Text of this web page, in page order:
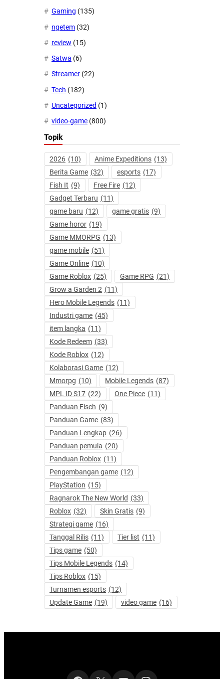
Gaming (135)
ngetem (32)
review (15)
Satwa (6)
Streamer (22)
Tech (182)
Uncategorized (1)
video-game (800)
Topik
2026 (10) Anime Expeditions (13)
Berita Game (32) esports (17)
Fish It (9) Free Fire (12)
Gadget Terbaru (11)
game baru (12) game gratis (9)
Game horor (19)
Game MMORPG (13)
game mobile (51)
Game Online (10)
Game Roblox (25) Game RPG (21)
Grow a Garden 2 (11)
Hero Mobile Legends (11)
Industri game (45)
item langka (11)
Kode Redeem (33)
Kode Roblox (12)
Kolaborasi Game (12)
Mmorpg (10) Mobile Legends (87)
MPL ID S17 (22) One Piece (11)
Panduan Fisch (9)
Panduan Game (83)
Panduan Lengkap (26)
Panduan pemula (20)
Panduan Roblox (11)
Pengembangan game (12)
PlayStation (15)
Ragnarok The New World (33)
Roblox (32) Skin Gratis (9)
Strategi game (16)
Tanggal Rilis (11) Tier list (11)
Tips game (50)
Tips Mobile Legends (14)
Tips Roblox (15)
Turnamen esports (12)
Update Game (19) video game (16)